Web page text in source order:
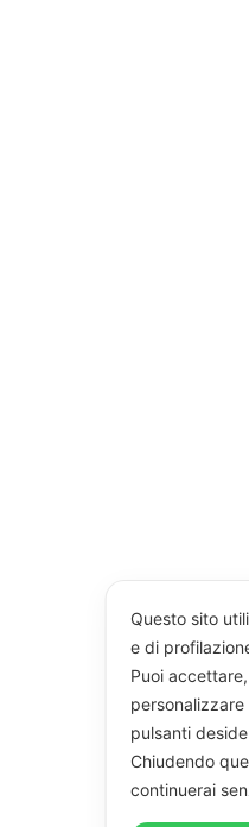
Questo sito
e di
Puoi
pulsanti
Chiudendo
continuerai